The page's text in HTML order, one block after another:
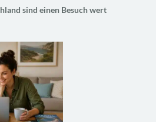
sind einen Besuch wert